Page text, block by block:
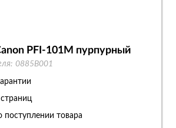
PFI-101M пурпурный
0885B001
товара